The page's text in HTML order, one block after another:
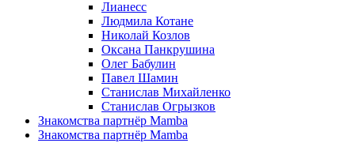
Лианесс
Людмила Котане
Николай Козлов
Оксана Панкрушина
Олег Бабулин
Павел Шамин
Станислав Михайленко
Станислав Огрызков
Знакомства партнёр Mamba
Знакомства партнёр Mamba